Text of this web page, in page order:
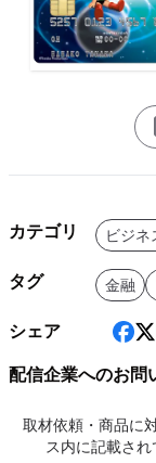
カテゴリ ビジネ
タグ 金融
シェア
配信企業へのお問
取材依頼・商品に
ス内に記載され